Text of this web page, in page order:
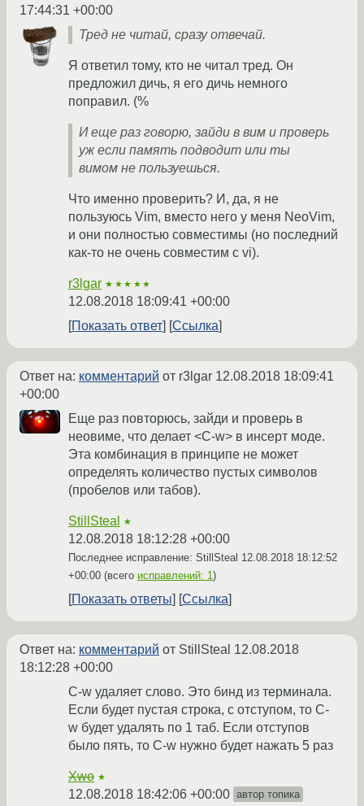
17:44:31 +00:00
Тред не читай, сразу отвечай.
Я ответил тому, кто не читал тред. Он
предложил дичь, я его дичь немного
поправил. (%
И еще раз говорю, зайди в вим и проверь
уж если память подводит или ты
вимом не пользуешься.
Что именно проверить? И, да, я не
пользуюсь Vim, вместо него у меня NeoVim,
и они полностью совместимы (но последний
как-то не очень совместим с vi).
r3lgar ★★★★★
12.08.2018 18:09:41 +00:00
Показать ответ
Ссылка
Ответ на: комментарий от r3lgar 12.08.2018 18:09:41
+00:00
Еще раз повторюсь, зайди и проверь в
неовиме, что делает <C-w> в инсерт моде.
Эта комбинация в принципе не может
определять количество пустых символов
(пробелов или табов).
StillSteal ★
12.08.2018 18:12:28 +00:00
Последнее исправление: StillSteal 12.08.2018 18:12:52
+00:00 (всего исправлений: 1)
Показать ответы Ссылка
Ответ на: комментарий от StillSteal 12.08.2018
18:12:28 +00:00
C-w удаляет слово. Это бинд из терминала.
Если будет пустая строка, с отступом, то C-
w будет удалять по 1 таб. Если отступов
было пять, то C-w нужно будет нажать 5 раз
Xwo ★
12.08.2018 18:42:06 +00:00 автор топика